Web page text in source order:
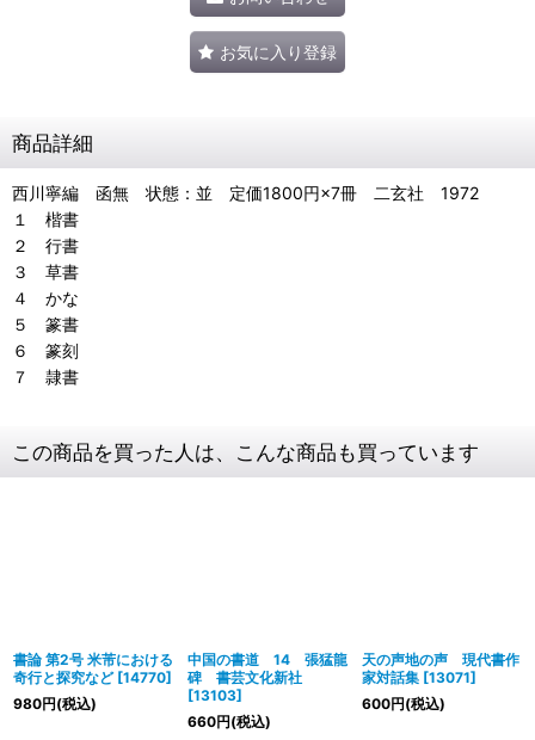
お気に入り登録
商品詳細
西川寧編 函無 状態：並 定価1800円×7冊 二玄社 1972
１ 楷書
２ 行書
３ 草書
４ かな
５ 篆書
６ 篆刻
７ 隷書
この商品を買った人は、こんな商品も買っています
書論 第2号 米芾における
奇行と探究など [14770]
980円(税込)
中国の書道 14 張猛龍
碑 書芸文化新社
[13103]
660円(税込)
天の声地の声 現代書作
家対話集 [13071]
600円(税込)